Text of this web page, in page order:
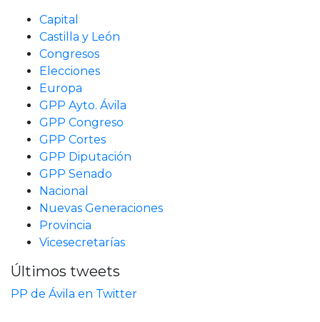
Capital
Castilla y León
Congresos
Elecciones
Europa
GPP Ayto. Ávila
GPP Congreso
GPP Cortes
GPP Diputación
GPP Senado
Nacional
Nuevas Generaciones
Provincia
Vicesecretarías
Últimos tweets
PP de Ávila en Twitter